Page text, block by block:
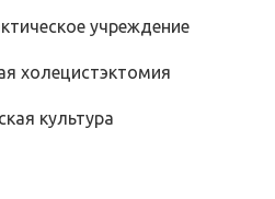
учреждение
холецистэктомия
культура